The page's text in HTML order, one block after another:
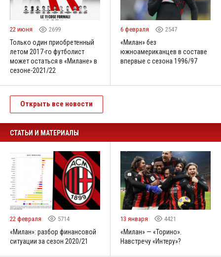
22 июня 2699
Только один приобретенный
летом 2017-го футболист
может остаться в «Милане» в
сезоне-2021/22
6 февраля 2547
«Милан» без
южноамериканцев в составе
впервые с сезона 1996/97
Открыть все новости
СТАТЬИ И МАТЕРИАЛЫ
22 февраля 5714
«Милан»: разбор финансовой
ситуации за сезон 2020/21
13 января 4421
«Милан» — «Торино».
Навстречу «Интеру»?